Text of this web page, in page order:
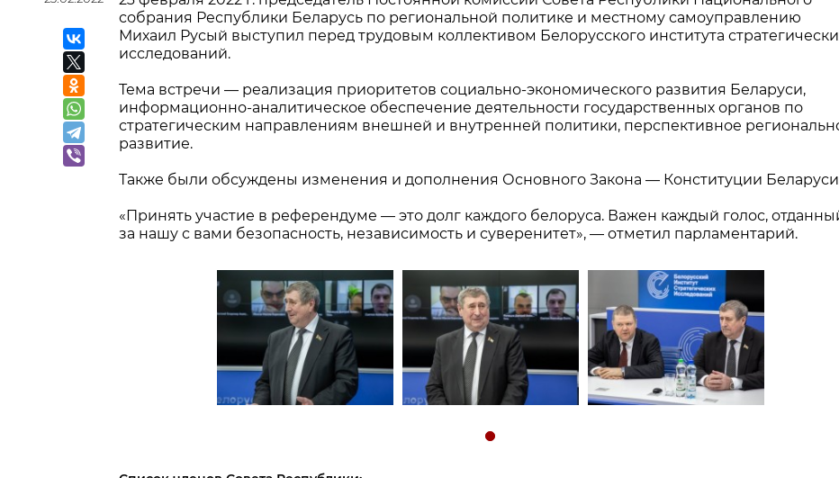
собрания Республики Беларусь по региональной политике и местному самоуправлению
Михаил Русый выступил перед трудовым коллективом Белорусского института
исследований.
Тема встречи — реализация приоритетов социально-экономического развития Беларуси,
информационно-аналитическое обеспечение деятельности государственных органов по
стратегическим направлениям внешней и внутренней политики, перспективное
развитие.
Также были обсуждены изменения и дополнения Основного Закона — Конституции
«Принять участие в референдуме — это долг каждого белоруса. Важен каждый голос,
за нашу с вами безопасность, независимость и суверенитет», — отметил парламентарий.